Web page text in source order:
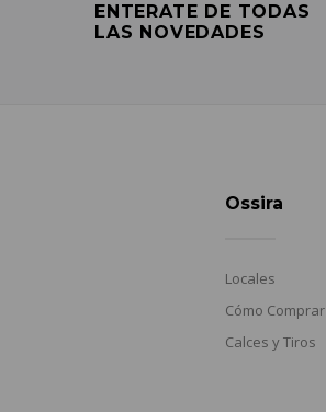
ENTERATE DE TODAS
LAS NOVEDADES
Ossira
Locales
Cómo Comprar
Calces y Tiros